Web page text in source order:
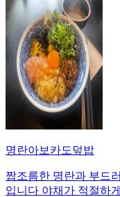
명란아보카도덮밥
짭조름한 명란과 부드
입니다 야채가 적절하